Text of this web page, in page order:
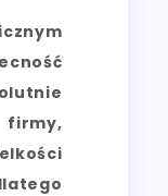
firmy,